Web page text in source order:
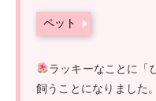
ペット
ラッキーなことに「
飼うことになりました